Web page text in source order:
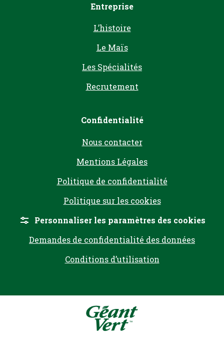
Entreprise
L’histoire
Le Maïs
Les Spécialités
Recrutement
Confidentialité
Nous contacter
Mentions Légales
Politique de confidentialité
Politique sur les cookies
Personnaliser les paramètres des cookies
Demandes de confidentialité des données
Conditions d’utilisation